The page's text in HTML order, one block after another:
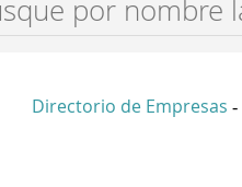
Directorio de Empresas -